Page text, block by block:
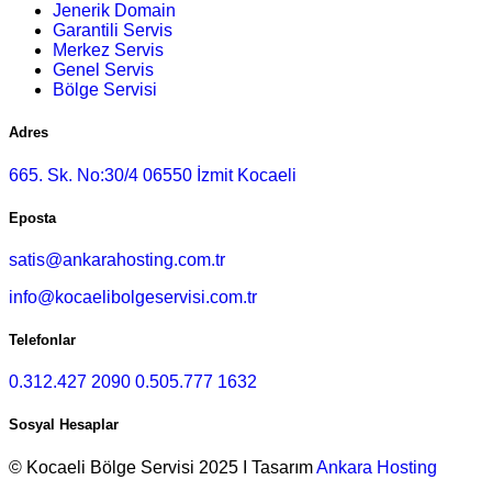
Jenerik Domain
Garantili Servis
Merkez Servis
Genel Servis
Bölge Servisi
Adres
665. Sk. No:30/4 06550 İzmit Kocaeli
Eposta
satis@ankarahosting.com.tr
info@kocaelibolgeservisi.com.tr
Telefonlar
0.312.427 2090 0.505.777 1632
Sosyal Hesaplar
© Kocaeli Bölge Servisi 2025 I TasarımAnkara Hosting